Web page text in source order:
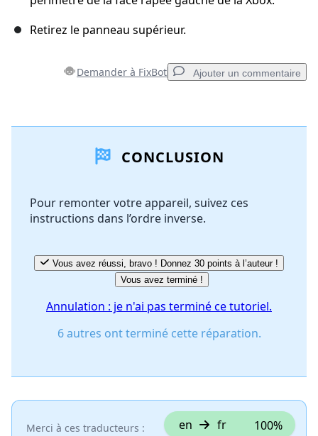
Retirez le panneau supérieur.
Demander à FixBot Ajouter un commentaire
Ajouter un commentaire
Annuler Publier un commentaire
CONCLUSION
Pour remonter votre appareil, suivez ces
instructions dans l’ordre inverse.
Vous avez réussi, bravo ! Donnez 30 points à l’auteur !
Vous avez terminé !
Annulation : je n'ai pas terminé ce tutoriel.
6 autres ont terminé cette réparation.
Merci à ces traducteurs : en fr 100%